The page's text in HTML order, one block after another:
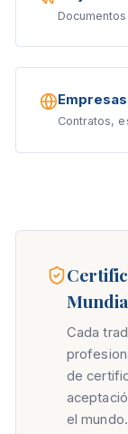
Empresas
Contratos,
Cada
de
el mundo.